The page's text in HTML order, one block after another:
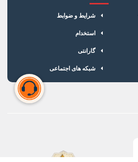
شرایط و ضوابط
استخدام
گارانتی
شبکه های اجتماعی